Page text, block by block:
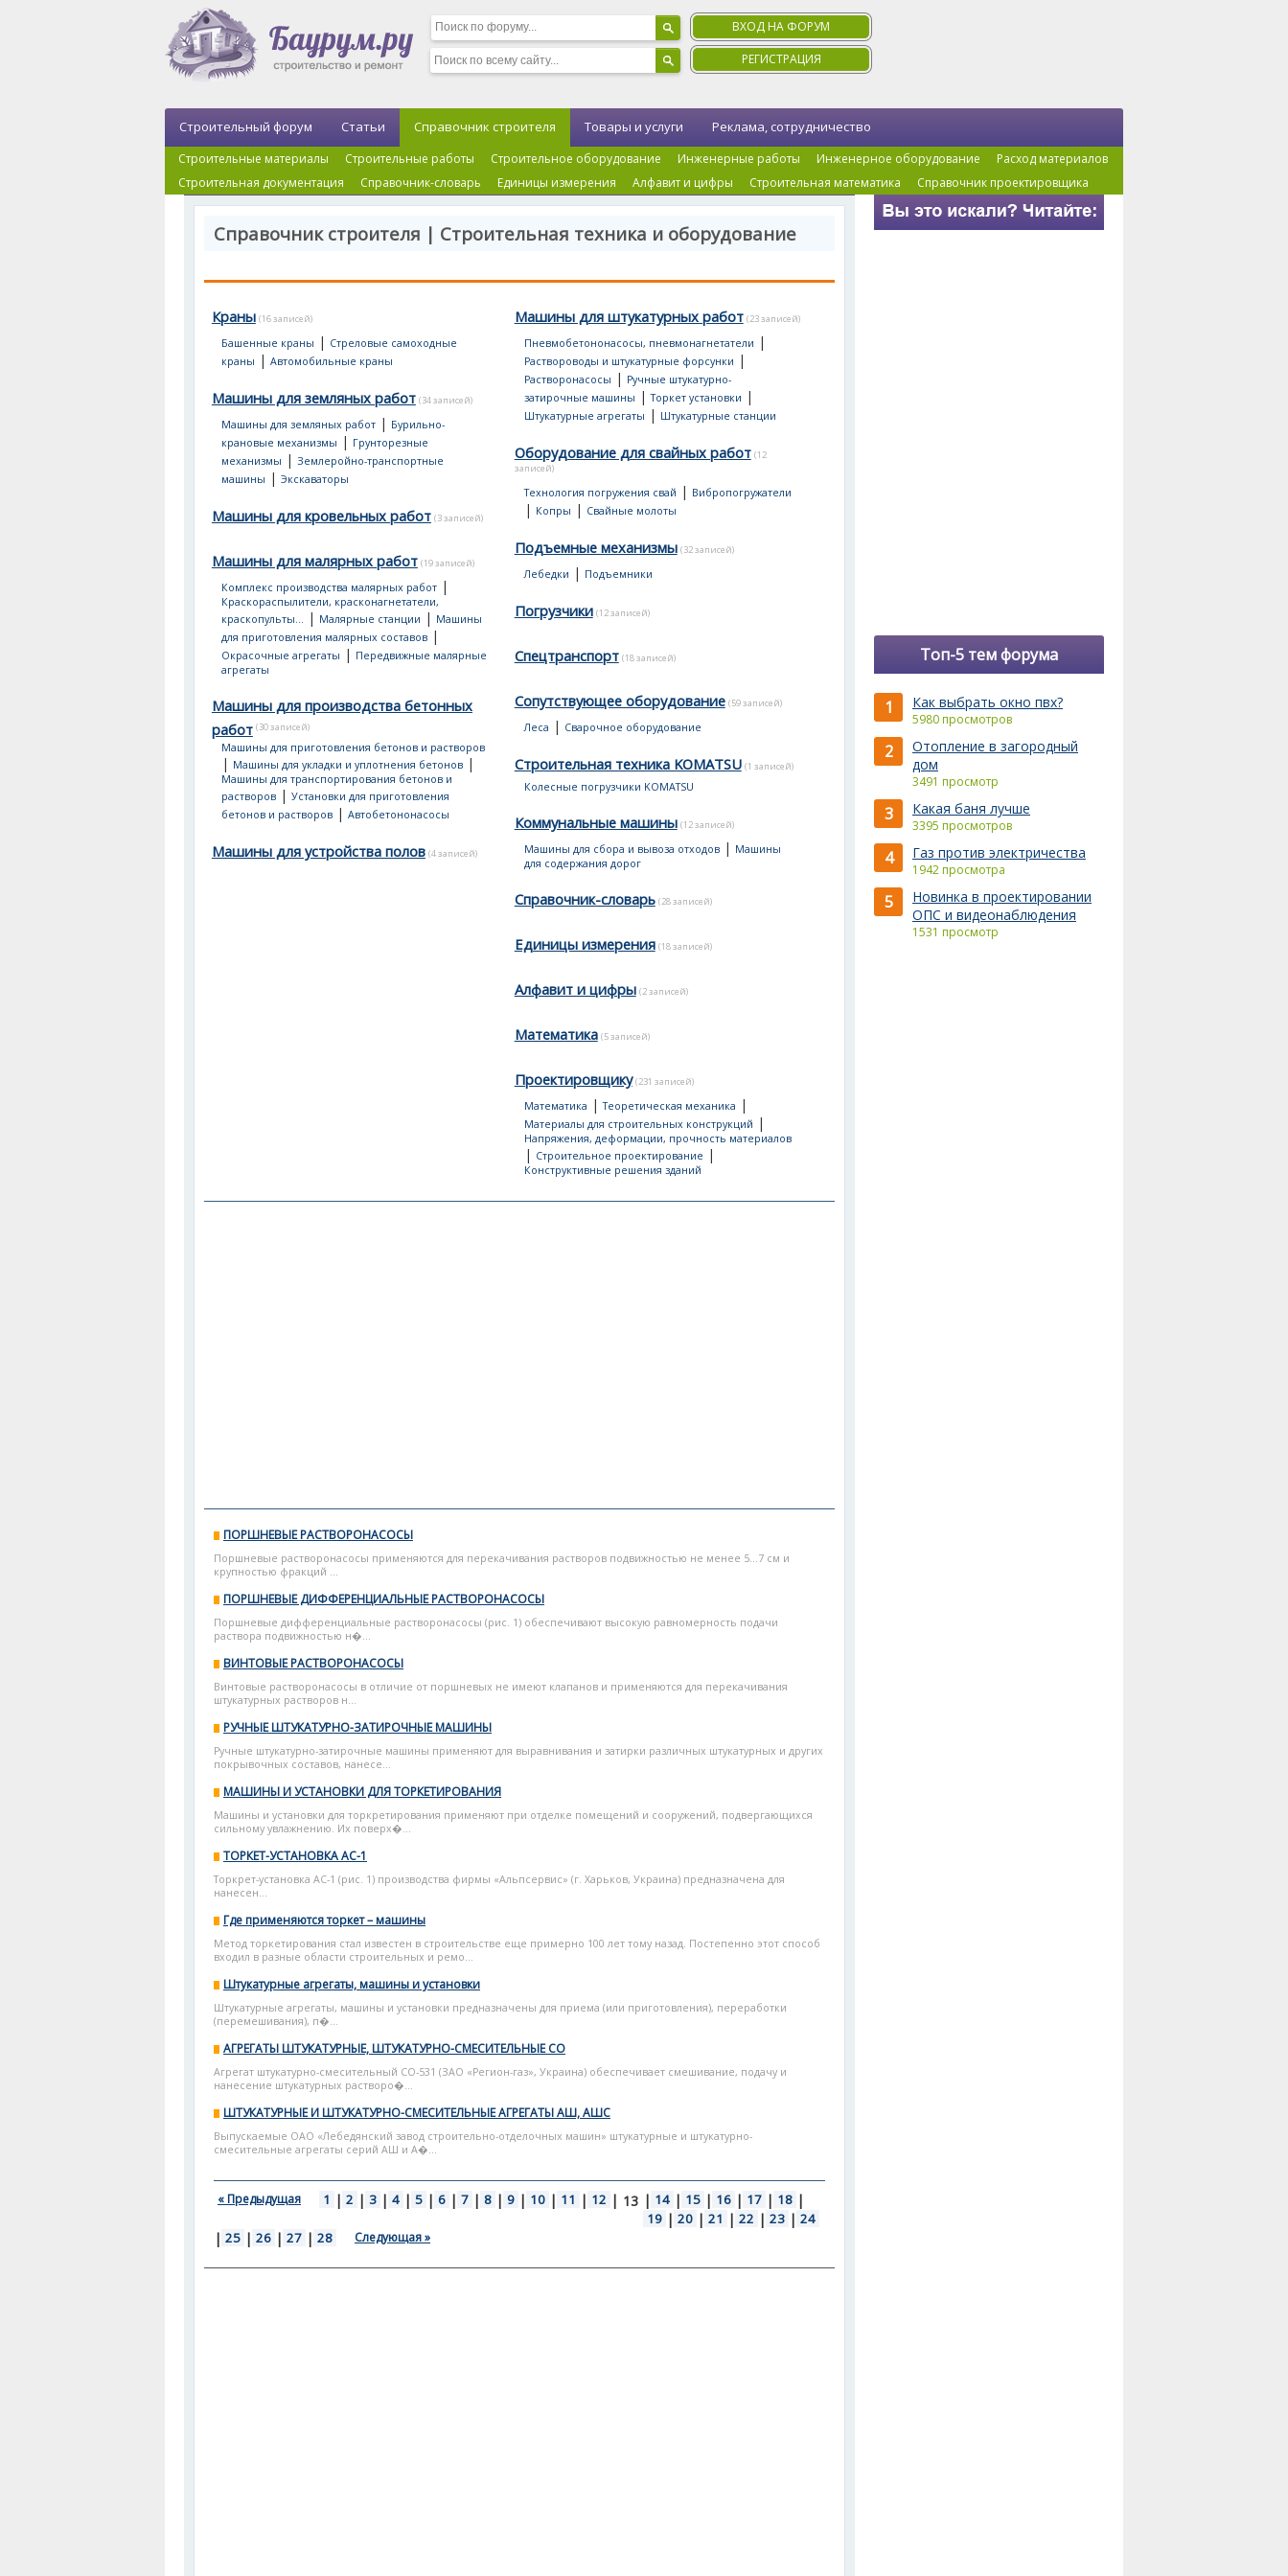
ВХОД НА ФОРУМ
РЕГИСТРАЦИЯ
Строительный форум Статьи Справочник строителя
Строительные материалы Строительные работы Строительное оборудование Инженерные работы Инженерное оборудование
Расход материалов
Строительная документация
Справочник-словарь Единицы измерения Алфавит и цифры Строительная математика Справочник проектировщика
Товары и услуги Реклама, сотрудничество
Справочник строителя | Строительная техника и оборудование
Краны (16 записей)
Башенные краны | Стреловые самоходные
краны | Автомобильные краны
Машины для земляных работ (34 записей)
Машины для земляных работ| Бурильно-
крановые механизмы | Грунторезные
механизмы | Землеройно-транспортные
машины | Экскаваторы
Машины для кровельных работ (3 записей)
Машины для малярных работ (19 записей)
Комплекс производства малярных работ|
Краскораспылители, красконагнетатели,
краскопульты... | Малярные станции | Машины
для приготовления малярных составов|
Окрасочные агрегаты | Передвижные малярные
агрегаты
Машины для производства бетонных
работ (30 записей)
Машины для приготовления бетонов и растворов
| Машины для укладки и уплотнения бетонов|
Машины для транспортирования бетонов и
растворов| Установки для приготовления
бетонов и растворов| Автобетононасосы
Машины для устройства полов (4 записей)
Машины для штукатурных работ (23 записей)
Пневмобетононасосы, пневмонагнетатели |
Раствороводы и штукатурные форсунки |
Растворонасосы | Ручные штукатурно-
затирочные машины |Торкет установки |
Штукатурные агрегаты | Штукатурные станции
Оборудование для свайных работ (12
записей)
Технология погружения свай | Вибропогружатели
| Копры | Свайные молоты
Подъемные механизмы (32 записей)
Лебедки | Подъемники
Погрузчики (12 записей)
Спецтранспорт (18 записей)
Сопутствующее оборудование (59 записей)
Леса | Сварочное оборудование
Строительная техника KOMATSU (1 записей)
Колесные погрузчики KOMATSU
Коммунальные машины (12 записей)
Машины для сбора и вывоза отходов| Машины
для содержания дорог
Справочник-словарь (28 записей)
Единицы измерения (18 записей)
Алфавит и цифры (2 записей)
Математика (5 записей)
Проектировщику (231 записей)
Математика |Теоретическая механика |
Материалы для строительных конструкций |
Напряжения, деформации, прочность материалов
| Строительное проектирование |
Конструктивные решения зданий
ПОРШНЕВЫЕ РАСТВОРОНАСОСЫ
Поршневые растворонасосы применяются для перекачивания растворов подвижностью не менее 5...7 см и
крупностью фракций ...
ПОРШНЕВЫЕ ДИФФЕРЕНЦИАЛЬНЫЕ РАСТВОРОНАСОСЫ
Поршневые дифференциальные растворонасосы (рис. 1) обеспечивают высокую равномерность подачи
раствора подвижностью н�...
ВИНТОВЫЕ РАСТВОРОНАСОСЫ
Винтовые растворонасосы в отличие от поршневых не имеют клапанов и применяются для перекачивания
штукатурных растворов н...
РУЧНЫЕ ШТУКАТУРНО-ЗАТИРОЧНЫЕ МАШИНЫ
Ручные штукатурно-затирочные машины применяют для выравнивания и затирки различных штукатурных и других
покрывочных составов, нанесе...
МАШИНЫ И УСТАНОВКИ ДЛЯ ТОРКЕТИРОВАНИЯ
Машины и установки для торкретирования применяют при отделке помещений и сооружений, подвергающихся
сильному увлажнению. Их поверх�...
ТОРКЕТ-УСТАНОВКА АС-1
Торкрет-установка АС-1 (рис. 1) производства фирмы «Альпсервис» (г. Харьков, Украина) предназначена для
нанесен...
Где применяются торкет – машины
Метод торкетирования стал известен в строительстве еще примерно 100 лет тому назад. Постепенно этот способ
входил в разные области строительных и ремо...
Штукатурные агрегаты, машины и установки
Штукатурные агрегаты, машины и установки предназначены для приема (или приготовления), переработки
(перемешивания), п�...
АГРЕГАТЫ ШТУКАТУРНЫЕ, ШТУКАТУРНО-СМЕСИТЕЛЬНЫЕ СО
Агрегат штукатурно-смесительный СО-531 (ЗАО «Регион-газ», Украина) обеспечивает смешивание, подачу и
нанесение штукатурных растворо�...
ШТУКАТУРНЫЕ И ШТУКАТУРНО-СМЕСИТЕЛЬНЫЕ АГРЕГАТЫ АШ, АШС
Выпускаемые ОАО «Лебедянский завод строительно-отделочных машин» штукатурные и штукатурно-
смесительные агрегаты серий АШ и А�...
« Предыдущая 1 | 2 | 3 | 4 | 5 | 6 | 7 | 8 | 9 | 10 | 11 | 12 | 13 | 14 | 15 | 16 | 17 | 18 |
19 | 20 | 21 | 22 | 23 | 24
| 25 | 26 | 27 | 28 Следующая »
Топ-5 тем форума
1 Как выбрать окно пвх?
5980 просмотров
2
Отопление в загородный
дом
3491 просмотр
3 Какая баня лучше
3395 просмотров
4 Газ против электричества
1942 просмотра
5
Новинка в проектировании
ОПС и видеонаблюдения
1531 просмотр